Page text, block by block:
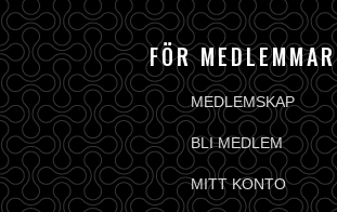
FÖR MEDLEMMAR
MEDLEMSKAP
BLI MEDLEM
MITT KONTO